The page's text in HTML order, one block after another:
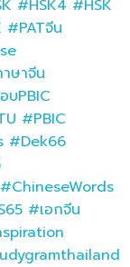
#HSK4 #HSK
#PATจีน
ษาจีน
บPBIC
#PBIC
#Dek66
#ChineseWords
#เอกจีน